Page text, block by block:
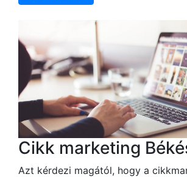
Cikk marketing
Azt kérdezi magától, hogy a